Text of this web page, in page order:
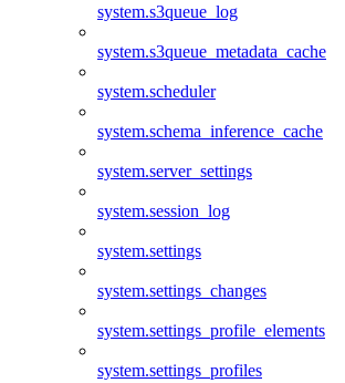
system.s3queue_log
system.s3queue_metadata_cache
system.scheduler
system.schema_inference_cache
system.server_settings
system.session_log
system.settings
system.settings_changes
system.settings_profile_elements
system.settings_profiles